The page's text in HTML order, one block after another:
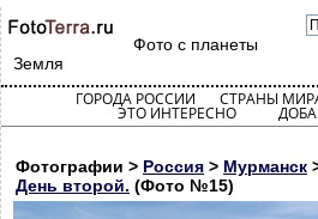
Фото с планеты
Земля
ГОРОДА РОССИИ СТРАНЫ
ЭТО ИНТЕРЕСНО
Фотографии > Россия > Мурманск
День второй. (Фото №15)